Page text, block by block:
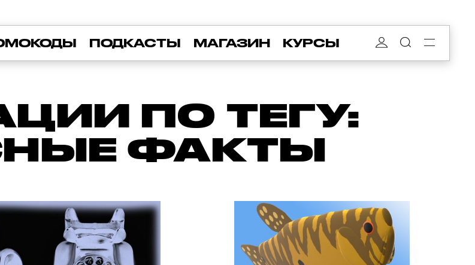
ПОДКАСТЫ МАГАЗИН КУРСЫ
ПО ТЕГУ:
ФАКТЫ